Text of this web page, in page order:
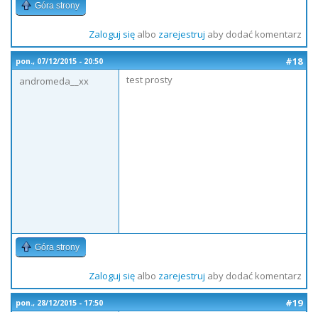
Góra strony
Zaloguj sięalbo zarejestruj aby dodać komentarz
pon., 07/12/2015 - 20:50
#18
andromeda__xx
test prosty
Góra strony
Zaloguj sięalbo zarejestruj aby dodać komentarz
pon., 28/12/2015 - 17:50
#19